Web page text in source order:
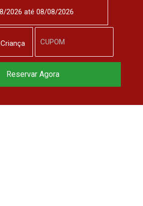
Criança
Reserve agora, com
Reservar Agora